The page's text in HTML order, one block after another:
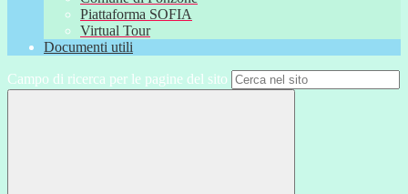
Piattaforma SOFIA
Virtual Tour
Documenti utili
Campo di ricerca per le pagine del sito